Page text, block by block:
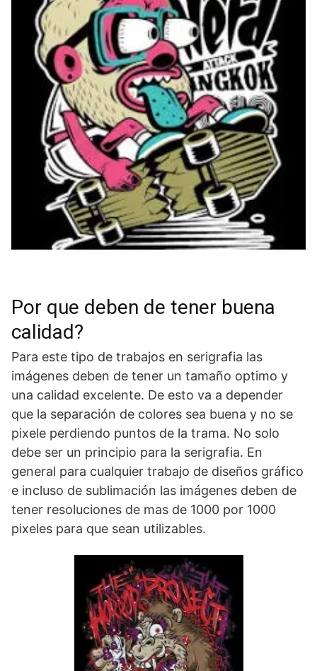
Por que deben de tener buena
calidad?
Para este tipo de trabajos en serigrafia las
imágenes deben de tener un tamaño optimo y
una calidad excelente. De esto va a depender
que la separación de colores sea buena y no se
pixele perdiendo puntos de la trama. No solo
debe ser un principio para la serigrafia. En
general para cualquier trabajo de diseños gráfico
e incluso de sublimación las imágenes deben de
tener resoluciones de mas de 1000 por 1000
pixeles para que sean utilizables.